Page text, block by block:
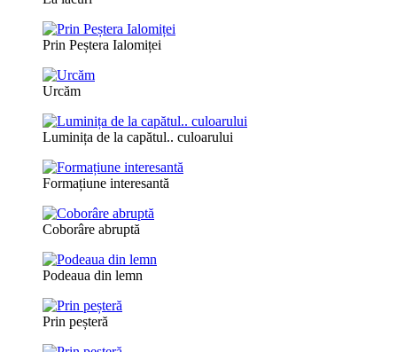
Prin Peștera Ialomiței
Urcăm
Luminița de la capătul.. culoarului
Formațiune interesantă
Coborâre abruptă
Podeaua din lemn
Prin peșteră